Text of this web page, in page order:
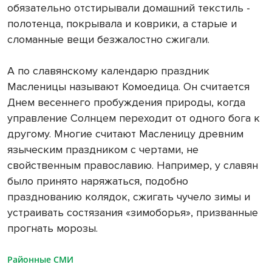
обязательно отстирывали домашний текстиль -
полотенца, покрывала и коврики, а старые и
сломанные вещи безжалостно сжигали.
А по славянскому календарю праздник
Масленицы называют Комоедица. Он считается
Днем весеннего пробуждения природы, когда
управление Солнцем переходит от одного бога к
другому. Многие считают Масленицу древним
языческим праздником с чертами, не
свойственным православию. Например, у славян
было принято наряжаться, подобно
празднованию колядок, сжигать чучело зимы и
устраивать состязания «зимоборья», призванные
прогнать морозы.
Районные СМИ